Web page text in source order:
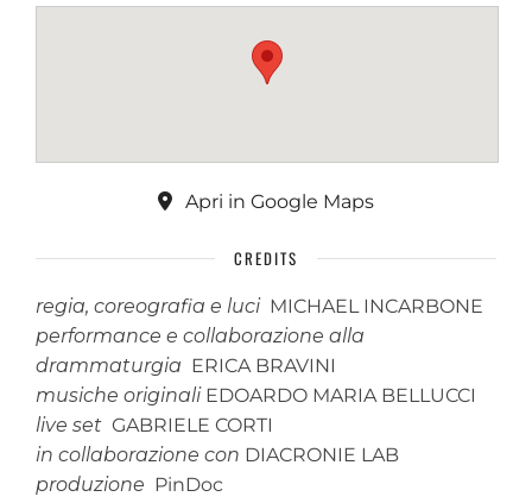
Apri in Google Maps
CREDITS
regia, coreografia e luci MICHAEL INCARBONE
performance e collaborazione alla
drammaturgia ERICA BRAVINI
musiche originaliEDOARDO MARIA BELLUCCI
live set GABRIELE CORTI
in collaborazione con DIACRONIE LAB
produzione PinDoc